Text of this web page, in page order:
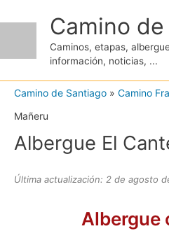
contenido
Camino
Caminos, etapas,
información, noticias, ...
Camino de Santiago » Camino
Mañeru
Albergue El
Última actualización: 2 de agosto
Albergue